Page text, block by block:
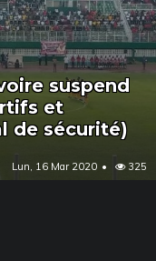
suspend
et
de sécurité)
Lun, 16 Mar 2020 325